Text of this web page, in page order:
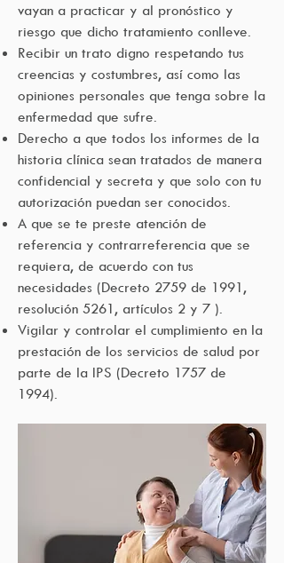
vayan a practicar y al pronóstico y
riesgo que dicho tratamiento conlleve.
Recibir un trato digno respetando tus
creencias y costumbres, así como las
opiniones personales que tenga sobre la
enfermedad que sufre.
Derecho a que todos los informes de la
historia clínica sean tratados de manera
confidencial y secreta y que solo con tu
autorización puedan ser conocidos.
A que se te preste atención de
referencia y contrarreferencia que se
requiera, de acuerdo con tus
necesidades (Decreto 2759 de 1991,
resolución 5261, artículos 2 y 7 ).
Vigilar y controlar el cumplimiento en la
prestación de los servicios de salud por
parte de la IPS (Decreto 1757 de
1994).